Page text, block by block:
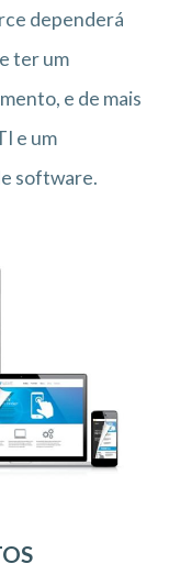
dependerá
ter um
e de mais
e um
software.